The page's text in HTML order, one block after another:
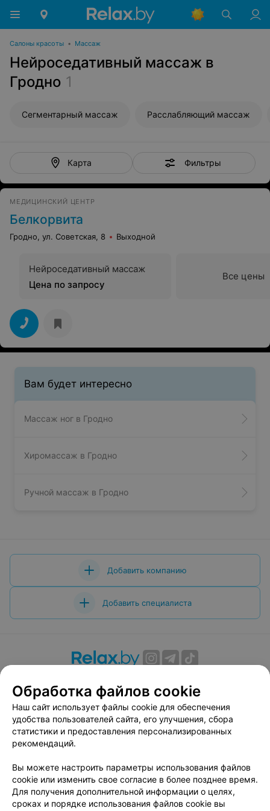
Салоны красоты • Массаж
Нейроседативный массаж в
Гродно 1
Сегментарный массаж Расслабляющий массаж
Карта Фильтры
МЕДИЦИНСКИЙ ЦЕНТР
Белкорвита
Гродно, ул. Советская, 8 Выходной
Нейроседативный массаж
Цена по запросу
Все цены
Вам будет интересно
Массаж ног в Гродно
Хиромассаж в Гродно
Ручной массаж в Гродно
Добавить компанию
Добавить специалиста
Вакансии
Публичный договор
Способы оплаты
Публичный договор по использованию сервиса
«Афиша»
Пользовательское соглашение
Связаться по вопросам сотрудничества
Написать руководителю relax.by
Персональные настройки cookie
Обработка файлов cookie
Наш сайт использует файлы cookie для обеспечения
удобства пользователей сайта, его улучшения, сбора
статистики и предоставления персонализированных
рекомендаций.
Вы можете настроить параметры использования файлов
cookie или изменить свое согласие в более позднее время.
Для получения дополнительной информации о целях,
сроках и порядке использования файлов cookie вы